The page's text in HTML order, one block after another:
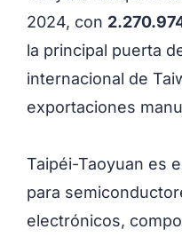
2024, con
la principal puerta
internacional de
exportaciones
Taipéi-Taoyuan es
para
electrónicos,